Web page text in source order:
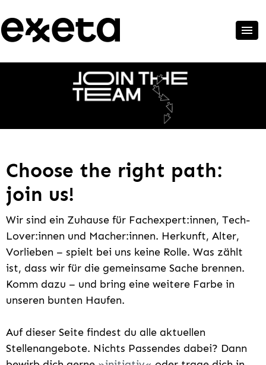
Choose the right path:
join us!
Wir sind ein Zuhause für Fachexpert:innen, Tech-
Lover:innen und Macher:innen. Herkunft, Alter,
Vorlieben – spielt bei uns keine Rolle. Was zählt
ist, dass wir für die gemeinsame Sache brennen.
Komm dazu – und bring eine weitere Farbe in
unseren bunten Haufen.
Auf dieser Seite findest du alle aktuellen
Stellenangebote. Nichts Passendes dabei? Dann